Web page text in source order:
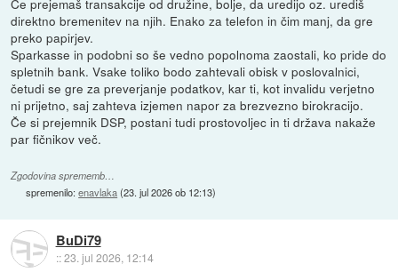
direktno bremenitev na njih. Enako za telefon in čim manj, da gre
preko papirjev.
Sparkasse in podobni so še vedno popolnoma zaostali, ko pride do
spletnih bank. Vsake toliko bodo zahtevali obisk v poslovalnici,
četudi se gre za preverjanje podatkov, kar ti, kot invalidu verjetno
ni prijetno, saj zahteva izjemen napor za brezvezno birokracijo.
Če si prejemnik DSP, postani tudi prostovoljec in ti država nakaže
par fičnikov več.
Zgodovina sprememb…
spremenilo:enavlaka(23. jul 2026 ob 12:13)
BuDi79
::23. jul 2026, 12:14